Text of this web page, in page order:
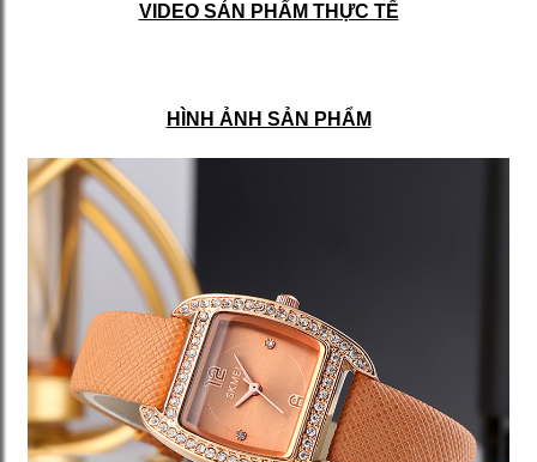
VIDEO SẢN PHẨM THỰC TẾ
HÌNH ẢNH SẢN PHẨM